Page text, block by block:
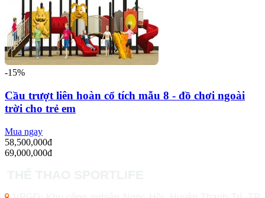
-15%
Cầu trượt liên hoàn cổ tích mẫu 8 - đồ chơi ngoài
trời cho trẻ em
Mua ngay
58,500,000đ
69,000,000đ